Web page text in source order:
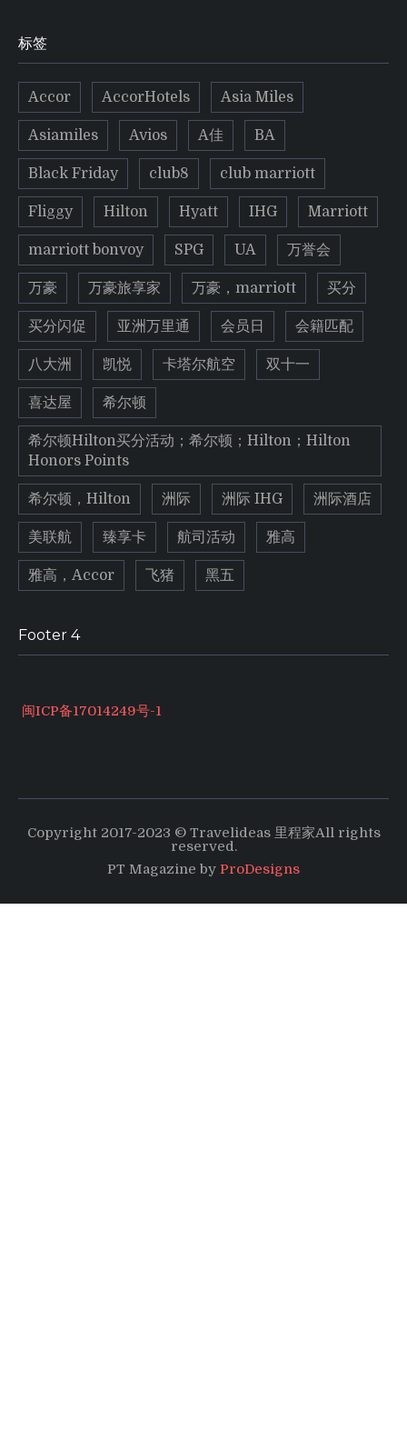
标签
Accor AccorHotels Asia Miles
Asiamiles Avios A佳 BA
Black Friday club8 club marriott
Fliggy Hilton Hyatt IHG Marriott
marriott bonvoy SPG UA 万誉会
万豪 万豪旅享家 万豪，marriott 买分
买分闪促 亚洲万里通 会员日 会籍匹配
八大洲 凯悦 卡塔尔航空 双十一
喜达屋 希尔顿
希尔顿Hilton买分活动；希尔顿；Hilton；Hilton
Honors Points
希尔顿，Hilton 洲际 洲际 IHG 洲际酒店
美联航 臻享卡 航司活动 雅高
雅高，Accor 飞猪 黑五
Footer 4
闽ICP备17014249号-1
Copyright 2017-2023 © Travelideas 里程家All rights
reserved.
PT Magazine by ProDesigns